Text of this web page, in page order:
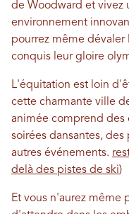
de Woodward et vivez
environnement
pourrez même dévaler
conquis leur gloire
L'équitation est loin
cette charmante ville
animée comprend des
soirées dansantes,
autres événements.
delà des pistes de ski)
Et vous n'aurez même